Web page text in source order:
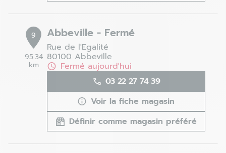
9
95.34
km
Abbeville - Fermé
Rue de l'Egalité
80100 Abbeville
Fermé aujourd'hui
03 22 27 74 39
Voir la fiche magasin
Définir comme magasin préféré